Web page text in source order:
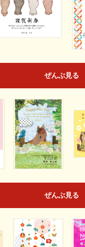
ぜんぶ見る
ぜんぶ見る